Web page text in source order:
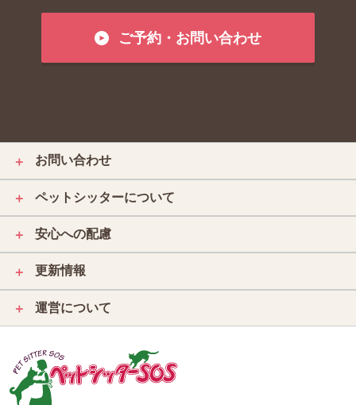
ご予約・お問い合わせ
＋ お問い合わせ
＋ ペットシッターについて
＋ 安心への配慮
＋ 更新情報
＋ 運営について